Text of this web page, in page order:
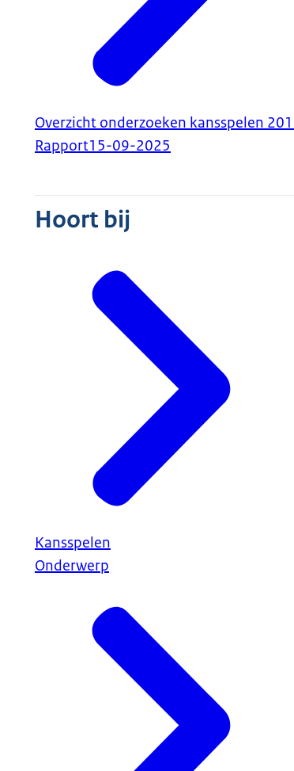
Overzicht onderzoeken kansspelen
Rapport15-09-2025
Hoort bij
Kansspelen
Onderwerp